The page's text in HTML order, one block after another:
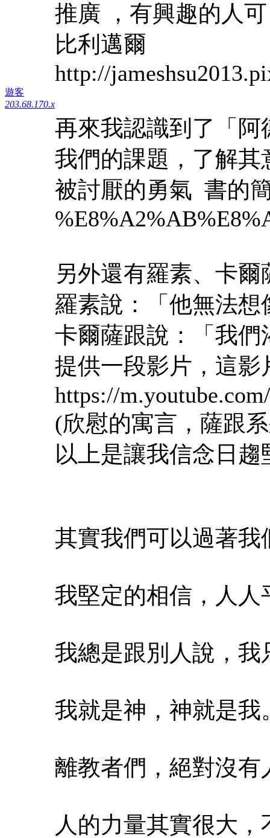
遊客
203.68.170.x
推廣 ，有興趣的人
比利邁爾
http://
再來我認識到了「
我們的課題，了解
被討厭的勇氣 書的簡
另外還有羅素、卡
羅素說：「他無法
卡爾薩跟說：「我
提供一段影片，這
https://
(欣慰的寓言，薩跟
以上是讓我信念日
其實我們可以過著
我堅定的相信，人
我總是跟別人說，
我就是神，神就是我
離教者們，絕對沒
人的力量其實很大